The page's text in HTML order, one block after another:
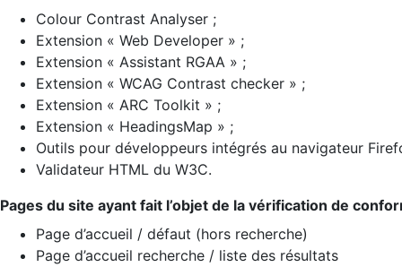
Colour Contrast Analyser ;
Extension « Web Developer » ;
Extension « Assistant RGAA » ;
Extension « WCAG Contrast checker » ;
Extension « ARC Toolkit » ;
Extension « HeadingsMap » ;
Outils pour développeurs intégrés au navigateur
Validateur HTML du W3C.
Pages du site ayant fait l’objet de la vérification de
Page d’accueil / défaut (hors recherche)
Page d’accueil recherche / liste des résultats